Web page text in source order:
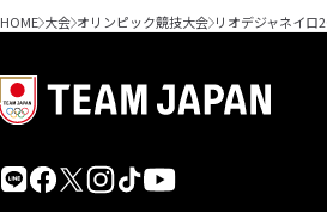
HOME 大会 オリンピック競技大会 リオデジャネイロ